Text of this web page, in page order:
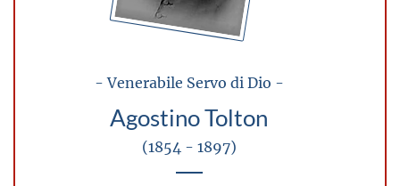
- Venerabile Servo di Dio -
Agostino Tolton
(1854 - 1897)